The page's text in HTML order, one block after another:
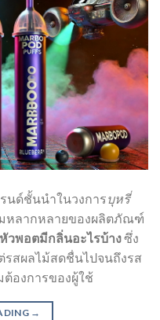
นด์ชั้นนำในวงการบุหรี่
หลากหลายของผลิตภัณฑ์
หัวพอตมีกลิ่นอะไรบ้างซึ่ง
รสผลไม้สดชื่นไปจนถึงรส
องการของผู้ใช้
→